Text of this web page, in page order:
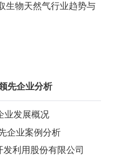
生物天然气行业趋势与
先企业分析
业发展概况
企业案例分析
利用股份有限公司